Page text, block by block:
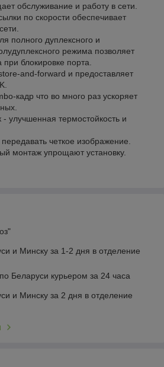
обслуживание и работу в сети.
по скорости обеспечивает
полного дуплексного и
режима позволяет
блокировке порта.
and-forward и предоставляет
кадр что во много раз ускоряет
улучшенная термостойкость и
четкое изображение.
монтаж упрощают установку.
и Минску за 1-2 дня в отделение
Беларуси курьером за 24 часа
и Минску за 2 дня в отделение